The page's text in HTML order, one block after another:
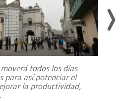
todos los días
para así potenciar el
la productividad,